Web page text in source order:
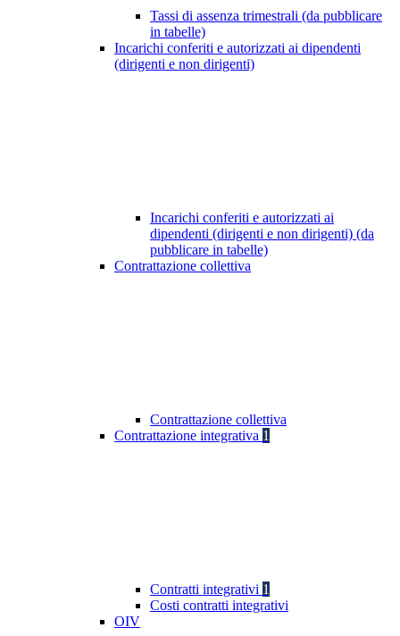
Tassi di assenza trimestrali (da pubblicare
in tabelle)
Incarichi conferiti e autorizzati ai dipendenti
(dirigenti e non dirigenti)
Incarichi conferiti e autorizzati ai
dipendenti (dirigenti e non dirigenti) (da
pubblicare in tabelle)
Contrattazione collettiva
Contrattazione collettiva
Contrattazione integrativa 1
Contratti integrativi 1
Costi contratti integrativi
OIV